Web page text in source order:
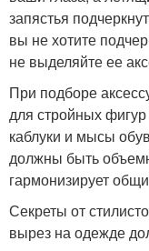
запястья
вы не хотите
не выделяйте ее
При подборе
для стройных
каблуки и мысы
должны быть
гармонизирует
Секреты от
вырез на одежде